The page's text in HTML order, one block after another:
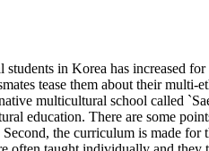
in Korea has increased
tease them about their
multicultural school called
education. There are some
the curriculum is made for